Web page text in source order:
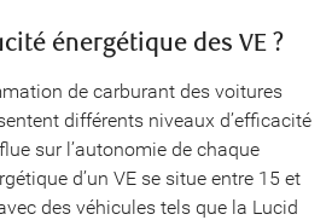
énergétique des VE ?
de carburant des voitures
différents niveaux d’efficacité
sur l’autonomie de chaque
d’un VE se situe entre 15 et
des véhicules tels que la Lucid